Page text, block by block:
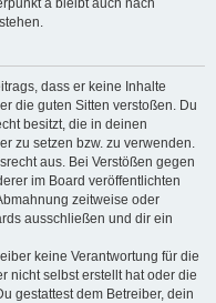
a bleibt auch nach
dass er keine Inhalte
die guten Sitten verstoßen. Du
besitzt, die in deinen
zu setzen bzw. zu verwenden.
aus. Bei Verstößen gegen
im Board veröffentlichten
zeitweise oder
ausschließen und dir ein
keine Verantwortung für die
nicht selbst erstellt hat oder die
gestattest dem Betreiber, dein